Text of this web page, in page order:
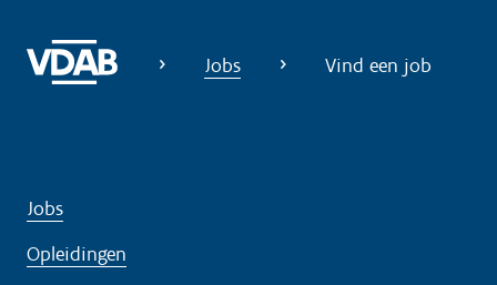
Jobs Vind een job
Jobs
Opleidingen